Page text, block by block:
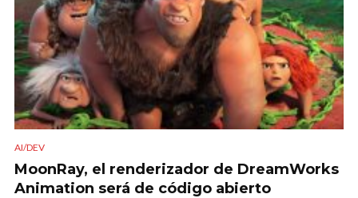
AI/DEV
MoonRay, el renderizador de DreamWorks
Animation será de código abierto